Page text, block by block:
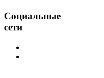
Социальные
сети